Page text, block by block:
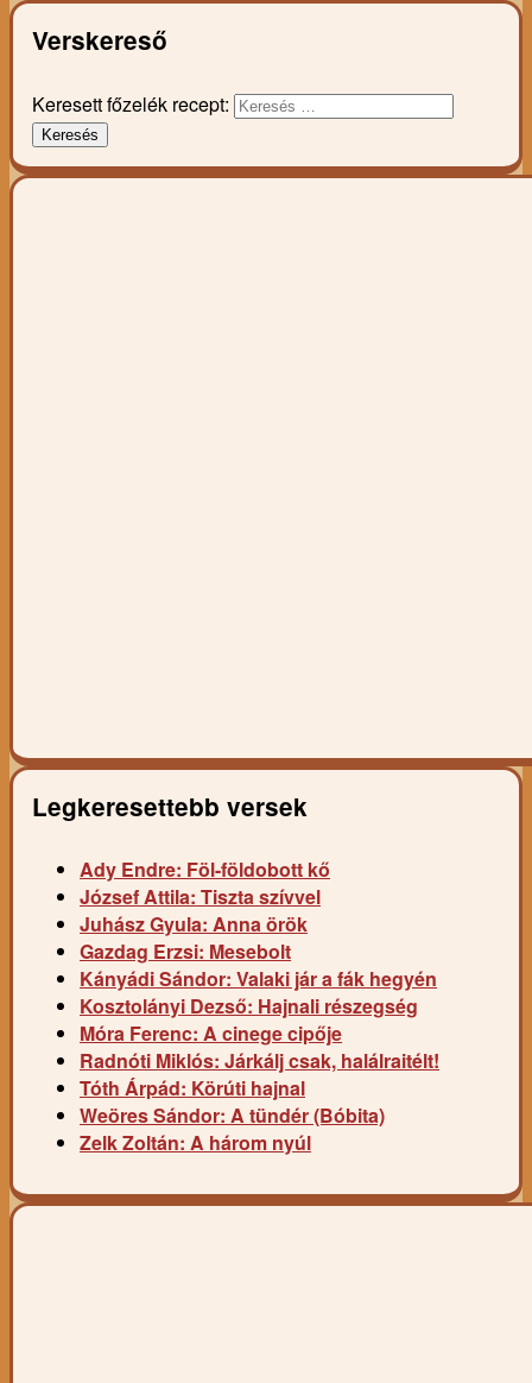
Verskereső
Keresett főzelék recept:
Keresés
Legkeresettebb versek
Ady Endre: Föl-földobott kő
József Attila: Tiszta szívvel
Juhász Gyula: Anna örök
Gazdag Erzsi: Mesebolt
Kányádi Sándor: Valaki jár a fák hegyén
Kosztolányi Dezső: Hajnali részegség
Móra Ferenc: A cinege cipője
Radnóti Miklós: Járkálj csak, halálraitélt!
Tóth Árpád: Körúti hajnal
Weöres Sándor: A tündér (Bóbita)
Zelk Zoltán: A három nyúl